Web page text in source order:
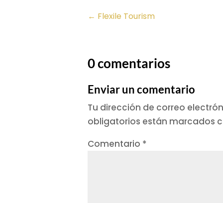
← Flexile Tourism
0 comentarios
Enviar un comentario
Tu dirección de correo
obligatorios están marcados
Comentario *